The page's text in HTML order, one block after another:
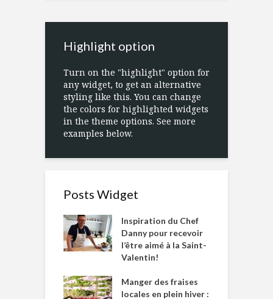
Highlight option
Turn on the "highlight" option for
any widget, to get an alternative
styling like this. You can change
the colors for highlighted widgets
in the theme options. See more
examples below.
Posts Widget
Inspiration du Chef
Danny pour recevoir
l’être aimé à la Saint-
Valentin!
Manger des fraises
locales en plein hiver :